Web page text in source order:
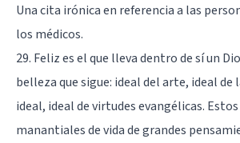
Una cita irónica en referencia a las
los médicos.
29. Feliz es el que lleva dentro de sí un
belleza que sigue: ideal del arte, ideal de
ideal, ideal de virtudes evangélicas.
manantiales de vida de grandes